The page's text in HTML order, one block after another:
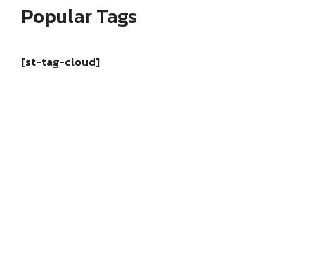
Popular Tags
[st-tag-cloud]